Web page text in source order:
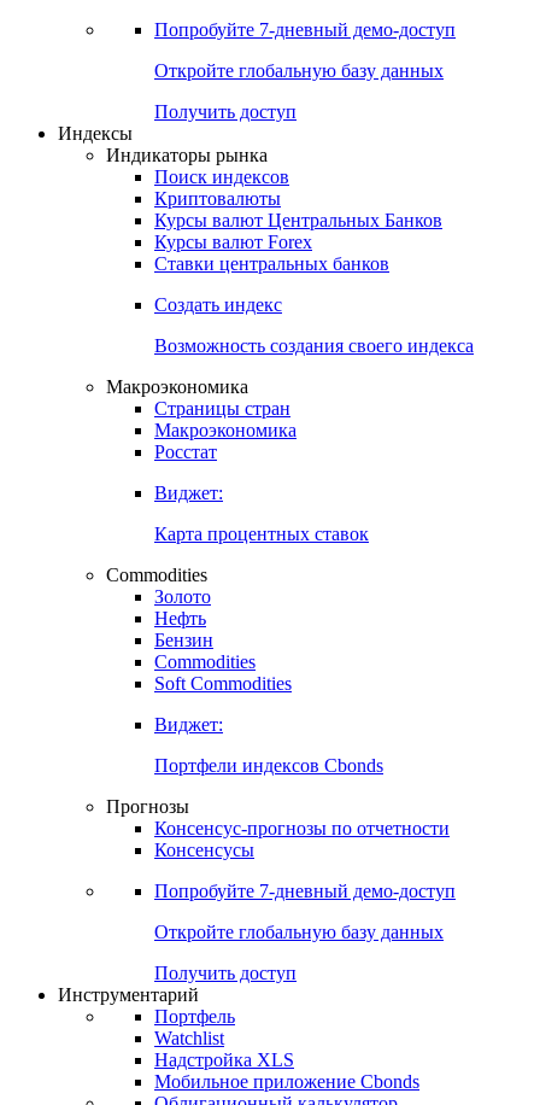
Попробуйте 7-дневный демо-доступ
Откройте глобальную базу данных
Получить доступ
Индексы
Индикаторы рынка
Поиск индексов
Криптовалюты
Курсы валют Центральных Банков
Курсы валют Forex
Ставки центральных банков
Создать индекс
Возможность создания своего индекса
Макроэкономика
Страницы стран
Макроэкономика
Росстат
Виджет:
Карта процентных ставок
Commodities
Золото
Нефть
Бензин
Commodities
Soft Commodities
Виджет:
Портфели индексов Cbonds
Прогнозы
Консенсус-прогнозы по отчетности
Консенсусы
Попробуйте 7-дневный демо-доступ
Откройте глобальную базу данных
Получить доступ
Инструментарий
Портфель
Watchlist
Надстройка XLS
Мобильное приложение Cbonds